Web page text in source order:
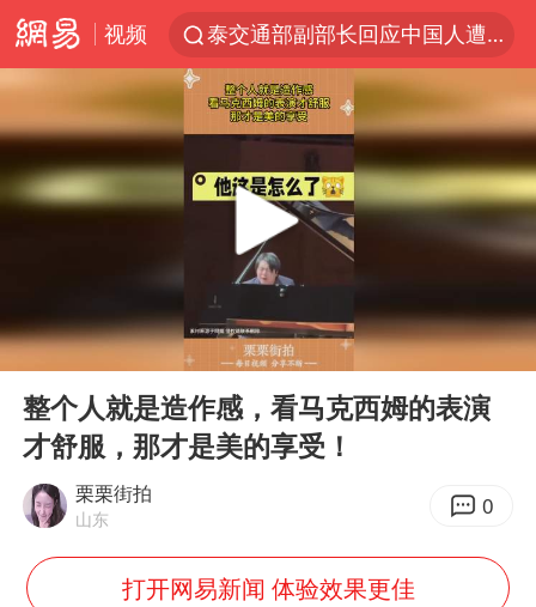
视频
泰交通部副部长回应中国人遭歧视手势
改名后的“青海拉面”店
段绚竞因公牺牲 年仅44岁
1岁宝宝碰坏纸巾盒 宝妈被索赔924元
女子开一天一夜空调后二氧化碳中毒
男子结婚8年3个女儿均非亲生
“空调24小时开着更省电”不实
“不建议大家买深色蛋糕”
台风白海豚逼近 暴雨大暴雨来袭
Play
00:00 00:14
整个人就是造作感，看马克西姆的表演
才舒服，那才是美的享受！
栗栗街拍
山东 0
打开网易新闻 体验效果更佳